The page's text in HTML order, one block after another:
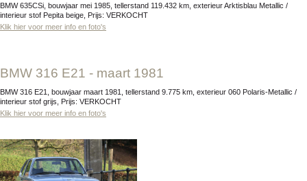
BMW 635CSi, bouwjaar mei 1985, tellerstand 119.432 km, exterieur Arktisblau Metallic /
interieur stof Pepita beige, Prijs: VERKOCHT
Klik hier voor meer info en foto's
BMW 316 E21 - maart 1981
BMW 316 E21, bouwjaar maart 1981, tellerstand 9.775 km, exterieur 060 Polaris-Metallic /
interieur stof grijs, Prijs: VERKOCHT
Klik hier voor meer info en foto's